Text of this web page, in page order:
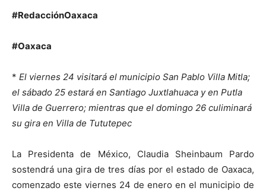
#RedacciónOaxaca
#Oaxaca
* El viernes 24 visitará el municipio San Pablo Villa Mitla;
el sábado 25 estará en Santiago Juxtlahuaca y en Putla
Villa de Guerrero; mientras que el domingo 26 culiminará
su gira en Villa de Tututepec
La Presidenta de México, Claudia Sheinbaum Pardo
sostendrá una gira de tres días por el estado de Oaxaca,
comenzado este viernes 24 de enero en el municipio de